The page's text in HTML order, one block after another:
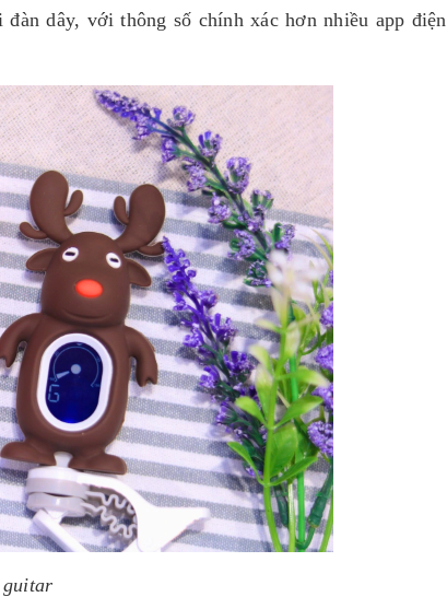
dây, với thông số chính xác hơn nhiều app điện
guitar